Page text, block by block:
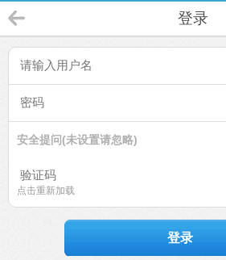
登录
安全提问(未设置请忽略)
点击重新加载
登录